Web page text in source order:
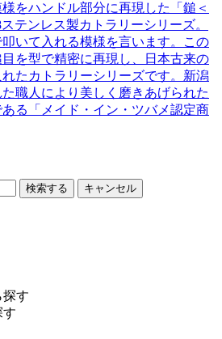
をハンドル部分に再現した「鎚＜
テンレス製カトラリーシリーズ。
いて入れる模様を言います。この
を型で精密に再現し、日本古来の
たカトラリーシリーズです。新潟
職人により美しく磨きあげられた
る「メイド・イン・ツバメ認定商
キャンセル
探す
す